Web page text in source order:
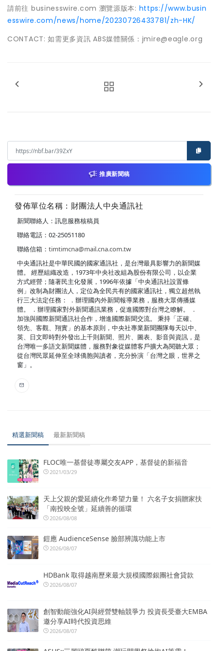
請前往 businesswire.com 瀏覽源版本: https://www.busin
esswire.com/news/home/20230726433781/zh-HK/
CONTACT: 如需更多資訊 ABS媒體關係：jmire@eagle.org
推廣新聞稿
發佈單位名稱：財團法人中央通訊社
新聞聯絡人：訊息服務核稿員
聯絡電話：02-25051180
聯絡信箱： timtimcna@mail.cna.com.tw
中央通訊社是中華民國的國家通訊社，是台灣最具影響力的新聞媒
體。 經歷組織改造，1973年中央社改組為股份有限公司，以企業
方式經營；隨著民主化發展，1996年依據「中央通訊社設置條
例」改制為財團法人，定位為全民共有的國家通訊社，獨立超然執
行三大法定任務： ．辦理國內外新聞報導業務，服務大眾傳播媒
體。 ．辦理國家對外新聞通訊業務，促進國際對台灣之瞭解。 ．
加強與國際新聞通訊社合作，增進國際新聞交流。 秉持「正確、
領先、客觀、翔實」的基本原則，中央社專業新聞團隊每天以中、
英、日文即時對外發出上千則新聞、照片、圖表、影音與資訊，是
台灣唯一多語文新聞媒體，服務對象從媒體客戶擴大為閱聽大眾；
從台灣民眾延伸至全球僑胞與讀者，充分扮演「台灣之眼，世界之
窗」。
精選新聞稿 最新新聞稿
FLOC唯一基督徒專屬交友APP，基督徒的新福音
2021/03/29
天上父親的愛延續化作希望力量！ 六名子女捐贈家扶
「南投映全號」延續善的循環
2026/08/08
鎧應 AudienceSense 臉部辨識功能上市
2026/08/07
HDBank 取得越南歷來最大規模國際銀團社會貸款
2026/08/07
創智動能強化AI與經營雙軸競爭力 投資長受臺大EMBA
邀分享AI時代投資思維
2026/08/07